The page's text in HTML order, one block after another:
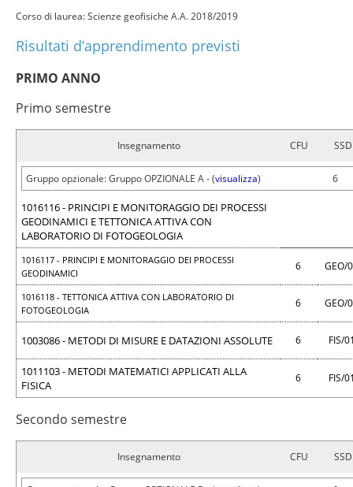
Corso di laurea: Scienze geofisiche A.A. 2018/2019
Risultati d’apprendimento previsti
PRIMO ANNO
Primo semestre
Insegnamento CFU SSD
Gruppo opzionale: Gruppo OPZIONALE A - (visualizza) 6
1016116 - PRINCIPI E MONITORAGGIO DEI PROCESSI
GEODINAMICI E TETTONICA ATTIVA CON
LABORATORIO DI FOTOGEOLOGIA
1016117 - PRINCIPI E MONITORAGGIO DEI PROCESSI
GEODINAMICI
6 GEO/
1016118 - TETTONICA ATTIVA CON LABORATORIO DI
FOTOGEOLOGIA
6 GEO/
1003086 - METODI DI MISURE E DATAZIONI ASSOLUTE 6 FIS/
1011103 - METODI MATEMATICI APPLICATI ALLA
FISICA
6 FIS/
Secondo semestre
Insegnamento CFU SSD